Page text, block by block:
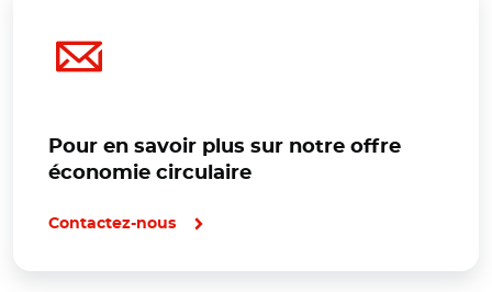
Pour en savoir plus sur notre offre
économie circulaire
Contactez-nous